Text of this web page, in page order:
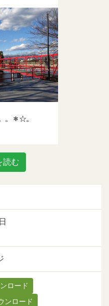
読む
ロード
ンロード